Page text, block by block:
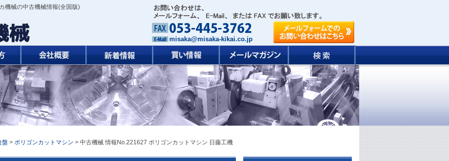
機械の中古機械情報(全国版)
misaka@misaka-kikai.co.jp
盤 > ポリゴンカットマシン > 中古機械 情報No.221627 ポリゴンカットマシン 日藤工機